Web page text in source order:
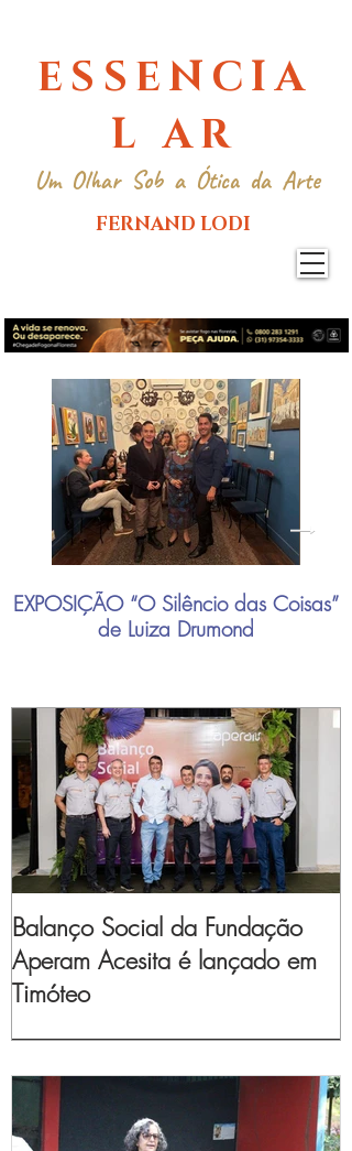
ESSENCIA
L AR
Um Olhar Sob a Ótica da Arte
FERNAND LODI
EXPOSIÇÃO “O Silêncio das Coisas”
de Luiza Drumond
Balanço Social da Fundação
Aperam Acesita é lançado em
Timóteo